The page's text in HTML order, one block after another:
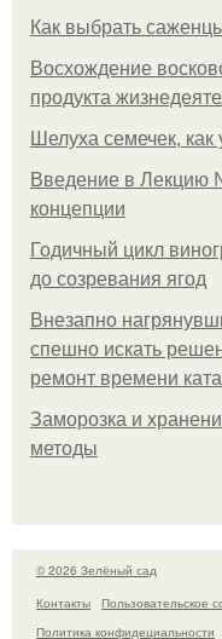
Как выбрать
Восхождение
продукта
Шелуха семечек,
Введение в Лекцию
концепции
Годичный цикл
до созревания ягод
Внезапно
спешно искать
ремонт времени
Заморозка и
методы
© 2026 Зелёный сад
Контакты
Пользовательское
Политика конфидециальности